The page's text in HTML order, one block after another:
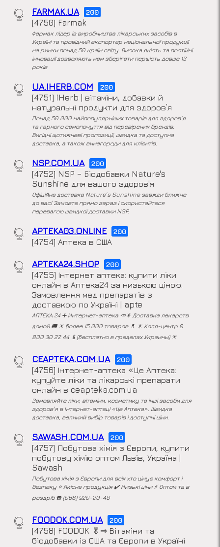
FARMAK.UA 200
[4750] Farmak
Фармак лідер із виробництва лікарських засобів в
Україні та провідний експортер національної продукції
на ринки понад 50 країн світу. Висока якість та постійні
інновації дозволяють нам зберігати першість довше 13
років
UA.IHERB.COM 200
[4751] iHerb | вітаміни, добавки й
натуральні продукти для здоров’я
Понад 50 000 найпопулярніших товарів для здоров'я
та гарного самопочуття від перевірених брендів.
Вигідні щотижневі пропозиції, швидка та доступна
доставка, а також винагороди для клієнтів.
NSP.COM.UA 200
[4752] NSP – Біодобавки Nature's
Sunshine для вашого здоров'я
Офіційна доставка Nature’s Sunshine завжди ближче
до вас! Замовте прямо зараз і скористайтеся
перевагою швидкої доставки NSP.
APTEKA03.ONLINE 200
[4754] Аптека в США
APTEKA24.SHOP 200
[4755] Інтернет аптека: купити ліки
онлайн в Аптека24 за низькою ціною.
Замовлення мед препаратів з
доставкою по Україні | apte
АПТЕКА 24 ➕ Интернет-аптека 🥕✴️ Доставка лекарств
домой 🚚 ✴️ Более 15 000 товаров 💊 ✴️ Колл-центр 0
800 30 22 44 📱(Бесплатно в пределах Украины) ✴️
CEAPTEKA.COM.UA 200
[4756] Інтернет-аптека «Це Аптека:
купуйте ліки та лікарські препарати
онлайн в ceapteka.com.ua
Замовляйте ліки, вітаміни, косметику та інші засоби для
здоров'я в Інтернет-аптеці «Це Аптека». Швидка
доставка, великий вибір товарів і доступні ціни.
SAWASH.COM.UA 200
[4757] Побутова хімія з Європи, купити
побутову хімію оптом Львів, Україна |
Sawash
Побутова хімія з Європи для всіх хто цінує комфорт і
безпеку ⭐ Якісна продукція ✔️ Низькі ціни ⚡ Оптом та в
роздріб ☎️ (068) 920-20-40
FOODOK.COM.UA 200
[4758] FOODOK 🥬⇒ Вітаміни та
біодобавки із США та Європи в Україні